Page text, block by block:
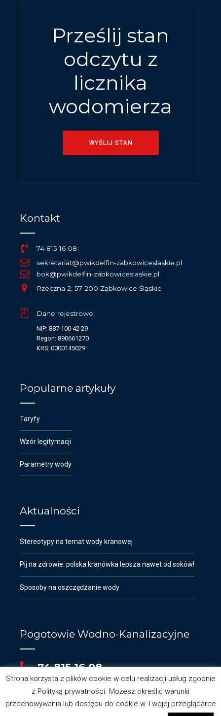
Prześlij stan
odczytu z
licznika
wodomierza
WYŚLIJ STAN
Kontakt
74 815 16 08
sekretariat@pwikdelfin-zabkowiceslaskie.pl
bok@pwikdelfin-zabkowiceslaskie.pl
Rzeczna 2, 57-200 Ząbkowice Śląskie
Dane rejestrowe:
NIP: 887-100-42-29
Regon: 890661270
KRS: 0000145029
Popularne artykuły
Taryfy
Wzór legitymacji
Parametry wody
Aktualności
Stereotypy na temat wody kranowej
Pij na zdrowie: polska kranówka lepsza nawet od soków!
Sposoby na oszczędzanie wody
Pogotowie Wodno-Kanalizacyjne
74 815 16 08
Strona korzysta z plików cookie w celu realizacji usług zgodnie
z Polityką prywatności. Możesz określić warunki
przechowywania lub dostępu do cookie w Twojej przeglądarce